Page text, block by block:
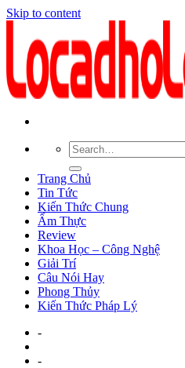
Skip to content
Trang Chủ
Tin Tức
Kiến Thức Chung
Ẩm Thực
Review
Khoa Học – Công Nghệ
Giải Trí
Câu Nói Hay
Phong Thủy
Kiến Thức Pháp Lý
-
-